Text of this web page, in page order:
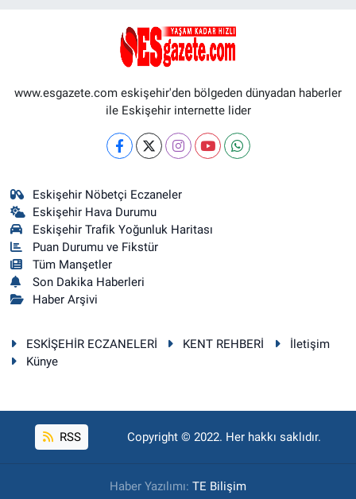
www.esgazete.com eskişehir'den bölgeden dünyadan haberler
ile Eskişehir internette lider
Eskişehir Nöbetçi Eczaneler
Eskişehir Hava Durumu
Eskişehir Trafik Yoğunluk Haritası
Puan Durumu ve Fikstür
Tüm Manşetler
Son Dakika Haberleri
Haber Arşivi
ESKİŞEHİR ECZANELERİ KENT REHBERİ
İletişim
Künye
RSS Copyright © 2022. Her hakkı saklıdır.
Haber Yazılımı: TE Bilişim